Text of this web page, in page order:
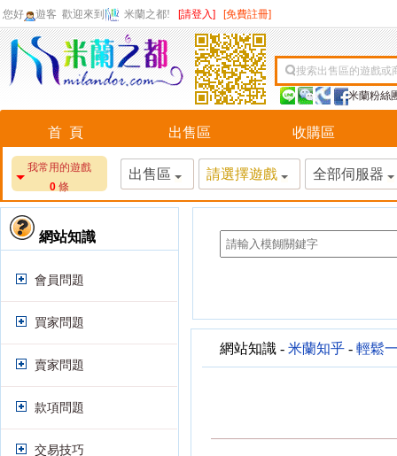
您好 遊客 歡迎來到 米蘭之都! [請登入] [免費註冊]
搜索出售區的遊戲或
米蘭粉絲
首 頁 出售區 收購區
我常用的遊戲
0 條
出售區 請選擇遊戲 全部伺服器
網站知識
會員問題
買家問題
賣家問題
款項問題
交易技巧
網站知識 - 米蘭知乎- 輕鬆